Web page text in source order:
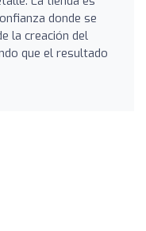
donde se
la creación del
que el resultado